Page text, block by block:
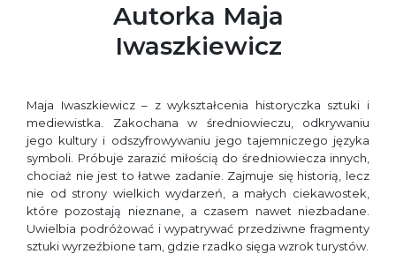
Autorka Maja
Iwaszkiewicz
Maja Iwaszkiewicz – z wykształcenia historyczka sztuki i
mediewistka. Zakochana w średniowieczu, odkrywaniu
jego kultury i odszyfrowywaniu jego tajemniczego języka
symboli. Próbuje zarazić miłością do średniowiecza innych,
chociaż nie jest to łatwe zadanie. Zajmuje się historią, lecz
nie od strony wielkich wydarzeń, a małych ciekawostek,
które pozostają nieznane, a czasem nawet niezbadane.
Uwielbia podróżować i wypatrywać przedziwne fragmenty
sztuki wyrzeźbione tam, gdzie rzadko sięga wzrok turystów.